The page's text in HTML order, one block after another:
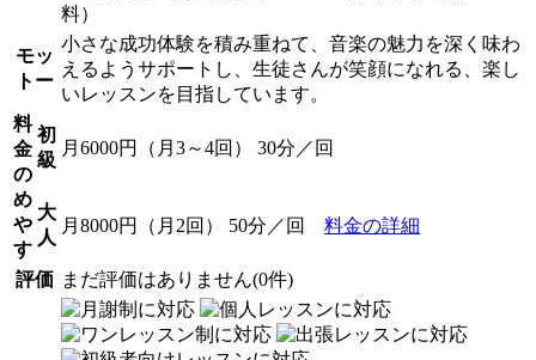
料）
モッ
トー
小さな成功体験を積み重ねて、音楽の魅力を深く味わ
えるようサポートし、生徒さんが笑顔になれる、楽し
いレッスンを目指しています。
料
金
の
め
や
す
初
級
月6000円（月3～4回） 30分／回
大
人
月8000円（月2回） 50分／回 料金の詳細
評価 まだ評価はありません(0件)